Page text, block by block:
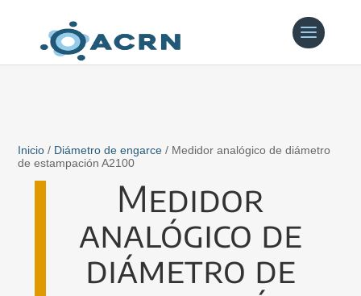
Inicio / Diámetro de engarce / Medidor analógico de diámetro
de estampación A2100
Medidor
analógico de
diámetro de